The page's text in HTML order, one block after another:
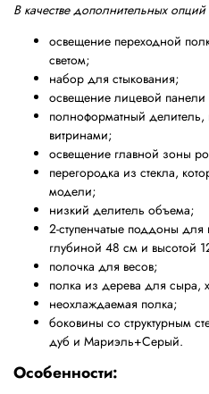
В качестве дополнительных опций
освещение переходной
светом;
набор для стыкования;
освещение лицевой
полноформатный делитель,
витринами;
освещение главной зоны
перегородка из стекла,
модели;
низкий делитель объема;
2-ступенчатые поддоны
глубиной 48 см и высотой
полочка для весов;
полка из дерева для сыра,
неохлаждаемая полка;
боковины со структурным
дуб и Мариэль+Серый.
Особенности: